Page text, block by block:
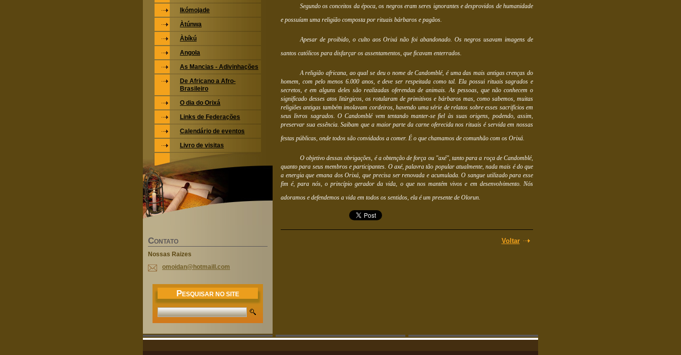
Segundo os conceitos da época, os negros eram seres ignorantes e desprovidos de humanidade
e possuíam uma religião composta por rituais bárbaros e pagãos.
Apesar de proibido, o culto aos Orixá não foi abandonado. Os negros usavam imagens de
santos católicos para disfarçar os assentamentos, que ficavam enterrados.
A religião africana, ao qual se deu o nome de Candomblé, é uma das mais antigas crenças do
homem, com pelo menos 6.000 anos, e deve ser respeitada como tal. Ela possui rituais sagrados e
secretos, e em alguns deles são realizadas oferendas de animais. As pessoas, que não conhecem o
significado desses atos litúrgicos, os rotularam de primitivos e bárbaros mas, como sabemos, muitas
religiões antigas também imolavam cordeiros, havendo uma série de relatos sobre esses sacrifícios em
seus livros sagrados. O Candomblé vem tentando manter-se fiel às suas origens, podendo, assim,
preservar sua essência. Saibam que a maior parte da carne oferecida nos rituais é servida em nossas
festas públicas, onde todos são convidados a comer. É o que chamamos de comunhão com os Orixá.
O objetivo dessas obrigações, é a obtenção de força ou "axé", tanto para a roça de Candomblé,
quanto para seus membros e participantes. O axé, palavra tão popular atualmente, nada mais é do que
a energia que emana dos Orixá, que precisa ser renovada e acumulada. O sangue utilizado para esse
fim é, para nós, o princípio gerador da vida, o que nos mantém vivos e em desenvolvimento. Nós
adoramos e defendemos a vida em todos os sentidos, ela é um presente de Olorun.
Voltar
Ikómojade
Àtúnwa
Àbíkú
Angola
As Mancias - Adivinhações
De Africano a Afro-
Brasileiro
O dia do Orixá
Links de Federações
Calendário de eventos
Livro de visitas
CONTATO
Nossas Raizes
omoidan@ hotmaill .com
PESQUISAR NO SITE